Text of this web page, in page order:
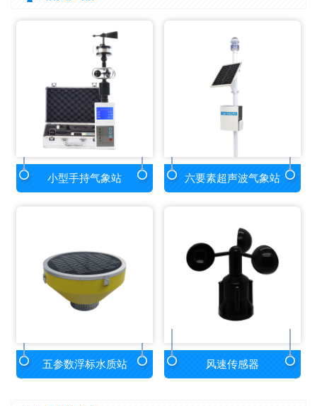
小型手持气象站 六要素超声波气象站
五参数浮标水质站 风速传感器